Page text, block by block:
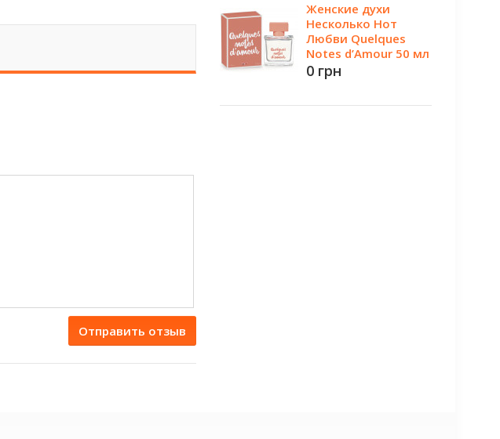
Отправить отзыв
Женские духи
Несколько Нот
Любви Quelques
Notes d’Amour 50 мл
0 грн